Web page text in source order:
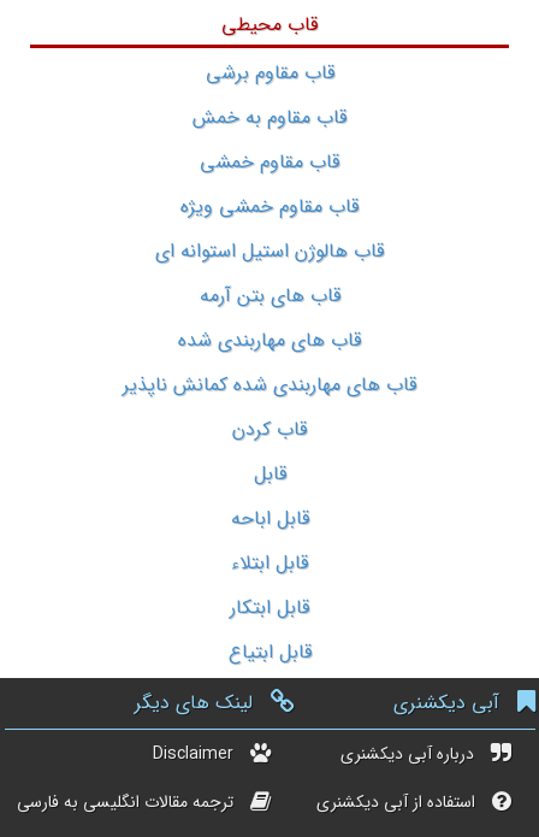
قاب محیطی
قاب مقاوم برشی
قاب مقاوم به خمش
قاب مقاوم خمشی
قاب مقاوم خمشی ویژه
قاب هالوژن استیل استوانه ای
قاب های بتن آرمه
قاب های مهاربندی شده
قاب های مهاربندی شده کمانش ناپذیر
قاب کردن
قابل
قابل اباحه
قابل ابتلاء
قابل ابتکار
قابل ابتیاع
آبی دیکشنری
درباره آبی دیکشنری
استفاده از آبی دیکشنری
لینک های دیگر
Disclaimer
ترجمه مقالات انگلیسی به فارسی